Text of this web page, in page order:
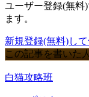
ユーザー登録(無料
ます。
新規登録(無料)して
この記事を書いた人
白猫攻略班